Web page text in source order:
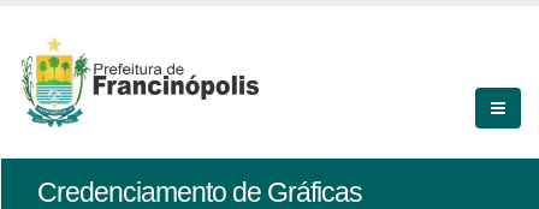
Credenciamento de Gráficas